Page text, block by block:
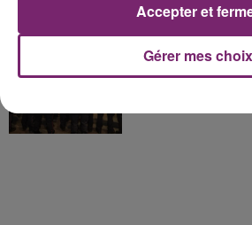
partis hier soir
Gérer mes choix
Accepter et